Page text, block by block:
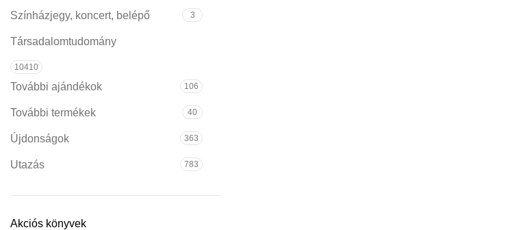
Színházjegy, koncert, belépő 3
Társadalomtudomány
10410
További ajándékok 106
További termékek 40
Újdonságok 363
Utazás 783
Akciós könyvek